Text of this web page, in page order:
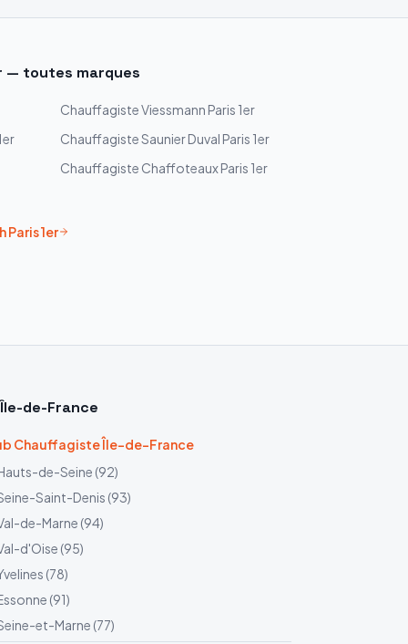
— toutes marques
ChauffagisteViessmann Paris 1er
ChauffagisteSaunier Duval Paris 1er
Chauffagiste ChaffoteauxParis 1er
Paris 1er
Île-de-France
Chauffagiste Île-de-France
de-Seine (92)
Saint-Denis (93)
de-Marne (94)
d'Oise (95)
(78)
(91)
et-Marne (77)